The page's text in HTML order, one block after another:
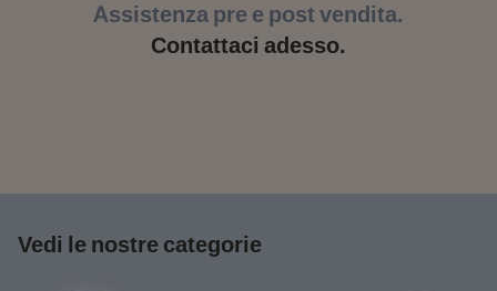
Assistenza pre e post vendita.
Contattaci adesso.
Vedi le nostre categorie